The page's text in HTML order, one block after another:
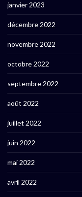
janvier 2023
décembre 2022
novembre 2022
octobre 2022
septembre 2022
août 2022
juillet 2022
juin 2022
mai 2022
avril 2022